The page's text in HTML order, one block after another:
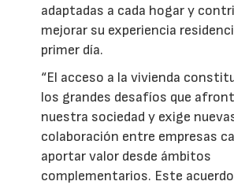
adaptadas a cada hogar y
mejorar su experiencia
primer día.
“El acceso a la vivienda
los grandes desafíos que
nuestra sociedad y exige
colaboración entre empresas
aportar valor desde ámbitos
complementarios. Este